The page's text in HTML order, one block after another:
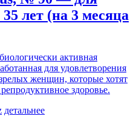
лет (на 3 месяца
активная
для удовлетворения
женщин, которые хотят
здоровье.
детальнее